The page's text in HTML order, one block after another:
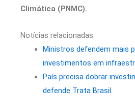
Climática (PNMC).
Notícias relacionadas:
Ministros defendem mais
investimentos em
País precisa dobrar
defende Trata Brasil.